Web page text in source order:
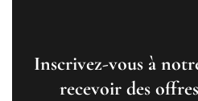
Inscrivez-vous à
recevoir des